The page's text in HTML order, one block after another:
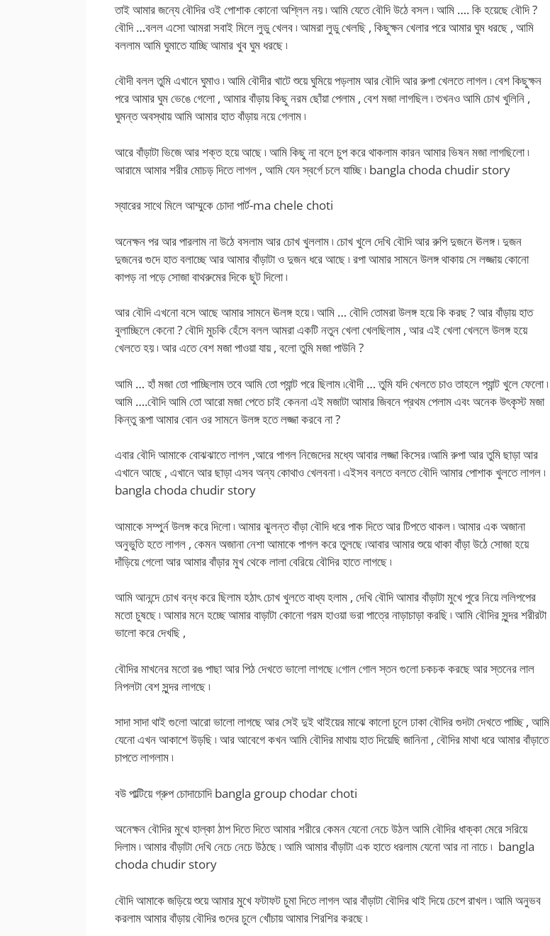
তাই আমার জন্যে বৌদির ওই পোশাক কোনো অশ্লিল নয় ৷ আমি যেতে বৌদি উঠে বসল ৷ আমি …. কি হয়েছে বৌদি ?
বৌদি …বলল এসো আমরা সবাই মিলে লুডু খেলব ৷ আমরা লুডু খেলছি , কিছুক্ষন খেলার পরে আমার ঘুম ধরছে , আমি
বললাম আমি ঘুমাতে যাচ্ছি আমার খুব ঘুম ধরছে ৷
বৌদী বলল তুমি এখানে ঘুমাও ৷ আমি বৌদীর খাটে শুয়ে ঘুমিয়ে পড়লাম আর বৌদি আর রুপা খেলতে লাগল ৷ বেশ কিছুক্ষন
পরে আমার ঘুম ভেঙে গেলো , আমার বাঁড়ায় কিছু নরম ছোঁয়া পেলাম , বেশ মজা লাগছিল ৷ তখনও আমি চোখ খুলিনি ,
ঘুমন্ত অবস্থায় আমি আমার হাত বাঁড়ায় নয়ে গেলাম ৷
আরে বাঁড়াটা ভিজে আর শক্ত হয়ে আছে ৷ আমি কিছু না বলে চুপ করে থাকলাম কারন আমার ভিষন মজা লাগছিলো ৷
আরামে আমার শরীর মোচড় দিতে লাগল , আমি যেন স্বর্গে চলে যাচ্ছি ৷ bangla choda chudir story
স্যারের সাথে মিলে আম্মুকে চোদা পার্ট-ma chele choti
অনেক্ষন পর আর পারলাম না উঠে বসলাম আর চোখ খুললাম ৷ চোখ খুলে দেখি বৌদি আর রুপি দুজনে ঊলঙ্গ ৷ দুজন
দুজনের গুদে হাত বলাচ্ছে আর আমার বাঁড়াটা ও দুজন ধরে আছে ৷ রপা আমার সামনে উলঙ্গ থাকায় সে লজ্জায় কোনো
কাপড় না পড়ে সোজা বাথরুমের দিকে ছুট দিলো ৷
আর বৌদি এখনো বসে আছে আমার সামনে ঊলঙ্গ হয়ে ৷ আমি … বৌদি তোমরা উলঙ্গ হয়ে কি করছ ? আর বাঁড়ায় হাত
বুলাচ্ছিলে কেনো ? বৌদি মুচকি হেঁসে বলল আমরা একটি নতুন খেলা খেলছিলাম , আর এই খেলা খেললে উলঙ্গ হয়ে
খেলতে হয় ৷ আর এতে বেশ মজা পাওয়া যায় , বলো তুমি মজা পাউনি ?
আমি … হাঁ মজা তো পাচ্ছিলাম তবে আমি তো প্যান্ট পরে ছিলাম ৷বৌদী … তুমি যদি খেলতে চাও তাহলে প্যান্ট খুলে ফেলো ৷
আমি ….বৌদি আমি তো আরো মজা পেতে চাই কেননা এই মজাটা আমার জিবনে প্রথম পেলাম এবং অনেক উৎকৃস্ট মজা
কিন্তু রূপা আমার বোন ওর সামনে উলঙ্গ হতে লজ্জা করবে না ?
এবার বৌদি আমাকে বোঝঝাতে লাগল ,আরে পাগল নিজেদের মধ্যে আবার লজ্জা কিসের ৷আমি রুপা আর তুমি ছাড়া আর
এখানে আছে , এখানে আর ছাড়া এসব অন্য কোথাও খেলবনা ৷ এইসব বলতে বলতে বৌদি আমার পোশাক খুলতে লাগল ৷
bangla choda chudir story
আমাকে সম্পুর্ন উলঙ্গ করে দিলো ৷ আমার ঝুলন্ত বাঁড়া বৌদি ধরে পাক দিতে আর টিপতে থাকল ৷ আমার এক অজানা
অনুভুতি হতে লাগল , কেমন অজানা নেশা আমাকে পাগল করে তুলছে ৷আবার আমার শুয়ে থাকা বাঁড়া উঠে সোজা হয়ে
দাঁড়িয়ে গেলো আর আমার বাঁড়ার মুখ থেকে লালা বেরিয়ে বৌদির হাতে লাগছে ৷
আমি আনন্দে চোখ বন্ধ করে ছিলাম হঠাৎ চোখ খুলতে বাধ্য হলাম , দেখি বৌদি আমার বাঁড়াটা মুখে পুরে নিয়ে ললিপপের
মতো চুষছে ৷ আমার মনে হচ্ছে আমার বাড়াটা কোনো গরম হাওয়া ভরা পাত্রে নাড়াচাড়া করছি ৷ আমি বৌদির সুন্দর শরীরটা
ভালো করে দেখছি ,
বৌদির মাখনের মতো রঙ পাছা আর পিঠ দেখতে ভালো লাগছে ৷গোল গোল স্তন গুলো চকচক করছে আর স্তনের লাল
নিপলটা বেশ সুন্দর লাগছে ৷
সাদা সাদা থাই গুলো আরো ভালো লাগছে আর সেই দুই থাইয়ের মাঝে কালো চুলে ঢাকা বৌদির গুদটা দেখতে পাচ্ছি , আমি
যেনো এখন আকাশে উড়ছি ৷ আর আবেগে কখন আমি বৌদির মাথায় হাত দিয়েছি জানিনা , বৌদির মাথা ধরে আমার বাঁড়াতে
চাপতে লাগলাম ৷
বউ পাল্টিয়ে গ্রুপ চোদাচোদি bangla group chodar choti
অনেক্ষন বৌদির মুখে হাল্কা ঠাপ দিতে দিতে আমার শরীরে কেমন যেনো নেচে উঠল আমি বৌদির ধাক্কা মেরে সরিয়ে
দিলাম ৷ আমার বাঁড়াটা দেখি নেচে নেচে উঠছে ৷ আমি আমার বাঁড়াটা এক হাতে ধরলাম যেনো আর না নাচে ৷ bangla
choda chudir story
বৌদি আমাকে জড়িয়ে শুয়ে আমার মুখে ফটাফট চুমা দিতে লাগল আর বাঁড়াটা বৌদির থাই দিয়ে চেপে রাখল ৷ আমি অনুভব
করলাম আমার বাঁড়ায় বৌদির গুদের চুলে খোঁচায় আমার শিরশির করছে ৷